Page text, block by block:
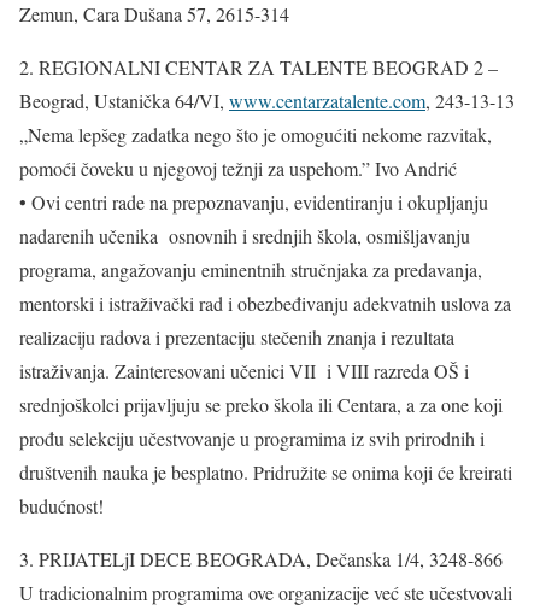
Zemun, Cara Dušana 57, 2615-314
2. REGIONALNI CENTAR ZA TALENTE BEOGRAD 2 –
Beograd, Ustanička 64/VI, www.centarzatalente.com, 243-13-13
„Nema lepšeg zadatka nego što je omogućiti nekome razvitak,
pomoći čoveku u njegovoj težnji za uspehom.” Ivo Andrić
• Ovi centri rade na prepoznavanju, evidentiranju i okupljanju
nadarenih učenika osnovnih i srednjih škola, osmišljavanju
programa, angažovanju eminentnih stručnjaka za predavanja,
mentorski i istraživački rad i obezbeđivanju adekvatnih uslova za
realizaciju radova i prezentaciju stečenih znanja i rezultata
istraživanja. Zainteresovani učenici VII i VIII razreda OŠ i
srednjoškolci prijavljuju se preko škola ili Centara, a za one koji
prođu selekciju učestvovanje u programima iz svih prirodnih i
društvenih nauka je besplatno. Pridružite se onima koji će kreirati
budućnost!
3. PRIJATELjI DECE BEOGRADA, Dečanska 1/4, 3248-866
U tradicionalnim programima ove organizacije već ste učestvovali